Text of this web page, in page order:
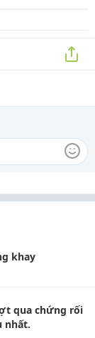
khay
qua chứng rối
nhất.